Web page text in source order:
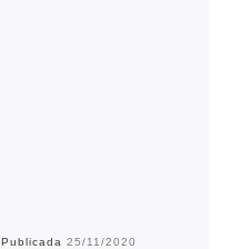
Publicada 25/11/2020